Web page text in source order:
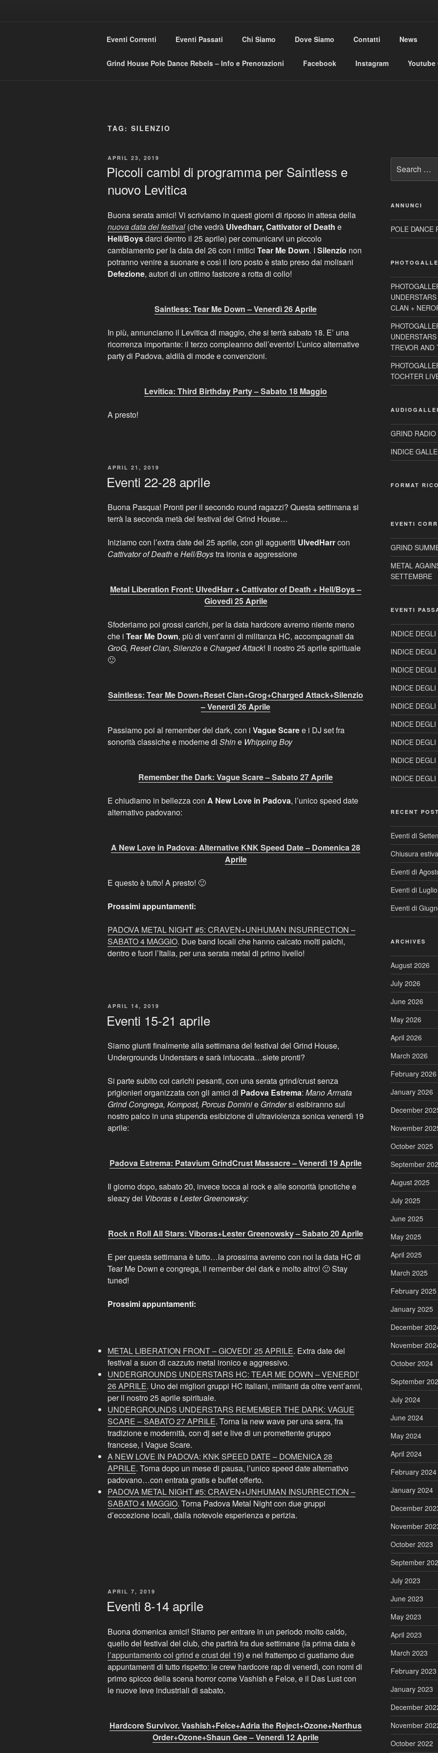
GRIND HOUSE CLUB
Eventi Correnti Eventi Passati Chi Siamo Dove Siamo Contatti News
Grind House Pole Dance Rebels – Info e Prenotazioni Facebook Instagram Youtube
TAG: SILENZIO
POSTED
APRIL 23, 2019
Piccoli cambi di programma per Saintless e
nuovo Levitica
Buona serata amici! Vi scriviamo in questi giorni di riposo in attesa della
nuova data del festival (che vedrà Ulvedharr, Cattivator of Death e
Hell/Boysdarci dentro il 25 aprile) per comunicarvi un piccolo
cambiamento per la data del 26 con i mitici Tear Me Down. I Silenzio non
potranno venire a suonare e così il loro posto è stato preso dai molisani
Defezione, autori di un ottimo fastcore a rotta di collo!
Saintless: Tear Me Down – Venerdì 26 Aprile
In più, annunciamo il Levitica di maggio, che si terrà sabato 18. E’ una
ricorrenza importante: il terzo compleanno dell’evento! L’unico alternative
party di Padova, aldilà di mode e convenzioni.
Levitica: Third Birthday Party – Sabato 18 Maggio
A presto!
POSTED
APRIL 21, 2019
Eventi 22-28 aprile
Buona Pasqua! Pronti per il secondo round ragazzi? Questa settimana si
terrà la seconda metà del festival del Grind House…
Iniziamo con l’extra date del 25 aprile, con gli aggueriti UlvedHarrcon
Cattivator of DeatheHell/Boystra ironia e aggressione
Metal Liberation Front: UlvedHarr + Cattivator of Death + Hell/Boys –
Giovedì 25 Aprile
Sfoderiamo poi grossi carichi, per la data hardcore avremo niente meno
che i Tear Me Down, più di vent’anni di militanza HC, accompagnati da
GroG, Reset Clan, Silenzioe Charged Attack! Il nostro 25 aprile spirituale
🙂
Saintless: Tear Me Down+Reset Clan+Grog+Charged Attack+Silenzio
– Venerdì 26 Aprile
Passiamo poi al remember del dark, con i Vague Scaree i DJ set fra
sonorità classiche e moderne di Shine Whipping Boy
Remember the Dark: Vague Scare – Sabato 27 Aprile
E chiudiamo in bellezza con A New Love in Padova, l’unico speed date
alternativo padovano:
A New Love in Padova: Alternative KNK Speed Date – Domenica 28
Aprile
E questo è tutto! A presto! 🙂
Prossimi appuntamenti:
PADOVA METAL NIGHT #5: CRAVEN+UNHUMAN INSURRECTION –
SABATO 4 MAGGIO. Due band locali che hanno calcato molti palchi,
dentro e fuori l’Italia, per una serata metal di primo livello!
POSTED
APRIL 14, 2019
Eventi 15-21 aprile
Siamo giunti finalmente alla settimana del festival del Grind House,
Undergrounds Understars e sarà infuocata…siete pronti?
Si parte subito coi carichi pesanti, con una serata grind/crust senza
prigionieri organizzata con gli amici di Padova Estrema: Mano Armata
Grind Congrega, Kompost, Porcus Dominie Grindersi esibiranno sul
nostro palco in una stupenda esibizione di ultraviolenza sonica venerdì 19
aprile:
Padova Estrema: Patavium GrindCrust Massacre – Venerdì 19 Aprile
Il giorno dopo, sabato 20, invece tocca al rock e alle sonorità ipnotiche e
sleazy dei ViboraseLester Greenowsky:
Rock n Roll All Stars: Viboras+Lester Greenowsky – Sabato 20 Aprile
E per questa settimana è tutto…la prossima avremo con noi la data HC di
Tear Me Down e congrega, il remember del dark e molto altro! 🙂 Stay
tuned!
Prossimi appuntamenti:
METAL LIBERATION FRONT – GIOVEDI’ 25 APRILE. Extra date del
festival a suon di cazzuto metal ironico e aggressivo.
UNDERGROUNDS UNDERSTARS HC: TEAR ME DOWN – VENERDI’
26 APRILE. Uno dei migliori gruppi HC italiani, militanti da oltre vent’anni,
per il nostro 25 aprile spirituale.
UNDERGROUNDS UNDERSTARS REMEMBER THE DARK: VAGUE
SCARE – SABATO 27 APRILE. Torna la new wave per una sera, fra
tradizione e modernità, con dj set e live di un promettente gruppo
francese, i Vague Scare.
A NEW LOVE IN PADOVA: KNK SPEED DATE – DOMENICA 28
APRILE. Torna dopo un mese di pausa, l’unico speed date alternativo
padovano…con entrata gratis e buffet offerto.
PADOVA METAL NIGHT #5: CRAVEN+UNHUMAN INSURRECTION –
SABATO 4 MAGGIO. Torna Padova Metal Night con due gruppi
d’eccezione locali, dalla notevole esperienza e perizia.
POSTED
APRIL 7, 2019
Eventi 8-14 aprile
Buona domenica amici! Stiamo per entrare in un periodo molto caldo,
quello del festival del club, che partirà fra due settimane (la prima data è
l’appuntamento col grind e crust del 19) e nel frattempo ci gustiamo due
appuntamenti di tutto rispetto: le crew hardcore rap di venerdì, con nomi di
primo spicco della scena horror come Vashish e Felce, e il Das Lust con
le nuove leve industriali di sabato.
Hardcore Survivor. Vashish+Felce+Adria the Reject+Ozone+Nerthus
Order+Ozone+Shaun Gee – Venerdì 12 Aprile
for:
ANNUNCI
POLE DANCE
CLAN +
TREVOR AND
TOCHTER
GRIND RADIO
INDICE
FORMAT
EVENTI
GRIND
METAL
SETTEMBRE
EVENTI
INDICE
INDICE
INDICE
INDICE
INDICE
INDICE
INDICE
INDICE
INDICE
RECENT
Eventi di
Chiusura
Eventi di
Eventi di
Eventi di
ARCHIVES
August 2026
July 2026
June 2026
May 2026
April 2026
March 2026
February 2026
January 2026
December
November
October 2025
September
August 2025
July 2025
June 2025
May 2025
April 2025
March 2025
February 2025
January 2025
December
November
October 2024
September
July 2024
June 2024
May 2024
April 2024
February 2024
January 2024
December
November
October 2023
September
July 2023
June 2023
May 2023
April 2023
March 2023
February 2023
January 2023
December
November
October 2022